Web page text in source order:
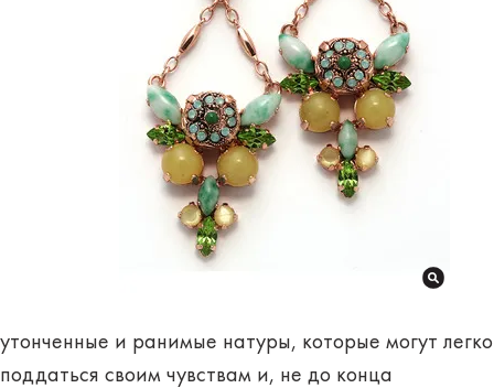
утонченные и ранимые натуры, которые могут легко
поддаться своим чувствам и, не до конца